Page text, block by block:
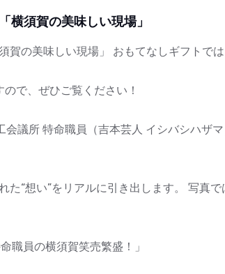
横須賀の美味しい現場」
賀の美味しい現場」 おもてなしギフトで
で、ぜひご覧ください！
会議所 特命職員（吉本芸人 イシバシハザ
“想い”をリアルに引き出します。 写真
職員の横須賀笑売繁盛！」